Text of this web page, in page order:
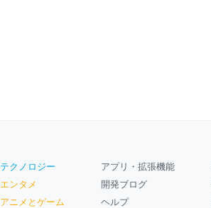
テクノロジー
エンタメ
アニメとゲーム
アプリ・拡張機能
開発ブログ
ヘルプ